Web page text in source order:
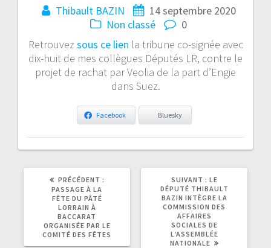
Thibault BAZIN
14 septembre 2020
Non classé
0
Retrouvez sous ce lien la tribune co-signée avec
dix-huit de mes collègues Députés LR, contre le
projet de rachat par Veolia de la part d’Engie
dans Suez.
Facebook Bluesky
PRÉCÉDENT :
ARTICLE
PRÉCÉDENT
PASSAGE À LA
FÊTE DU PÂTÉ
LORRAIN À
BACCARAT
ORGANISÉE PAR LE
COMITÉ DES FÊTES
SUIVANT :
ARTICLE
LE
DÉPUTÉ THIBAULT
BAZIN INTÈGRE LA
COMMISSION DES
AFFAIRES
SOCIALES DE
L’ASSEMBLÉE
NATIONALE